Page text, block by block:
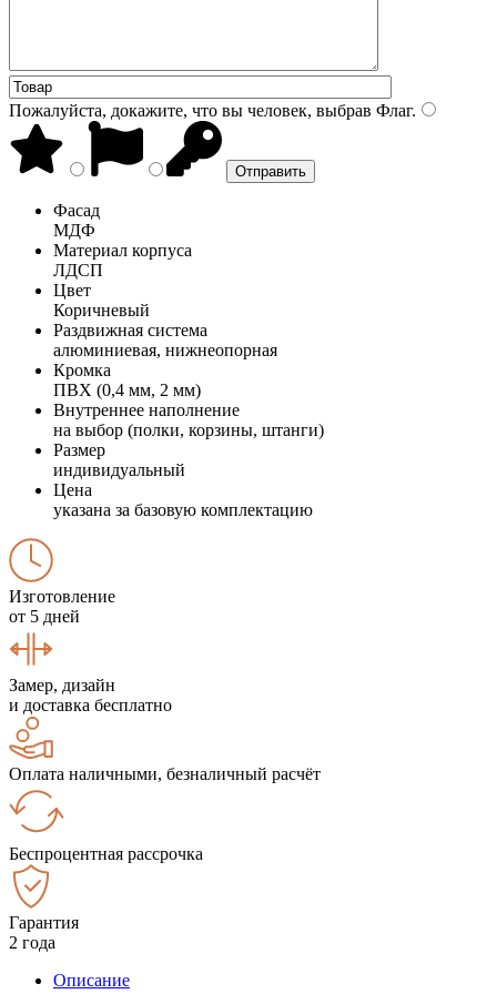
Пожалуйста, докажите, что вы человек, выбрав Флаг.
Фасад
МДФ
Материал корпуса
ЛДСП
Цвет
Коричневый
Раздвижная система
алюминиевая, нижнеопорная
Кромка
ПВХ (0,4 мм, 2 мм)
Внутреннее наполнение
на выбор (полки, корзины, штанги)
Размер
индивидуальный
Цена
указана за базовую комплектацию
Изготовление
от 5 дней
Замер, дизайн
и доставка бесплатно
Оплата наличными, безналичный расчёт
Беспроцентная рассрочка
Гарантия
2 года
Описание